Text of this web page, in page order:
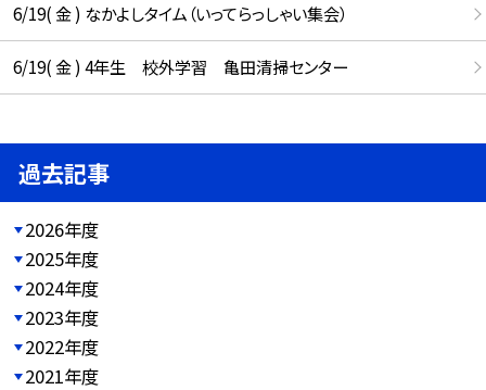
6/19( 金 ) なかよしタイム（いってらっしゃい集会）
6/19( 金 ) 4年生 校外学習 亀田清掃センター
過去記事
2026年度
2025年度
2024年度
2023年度
2022年度
2021年度